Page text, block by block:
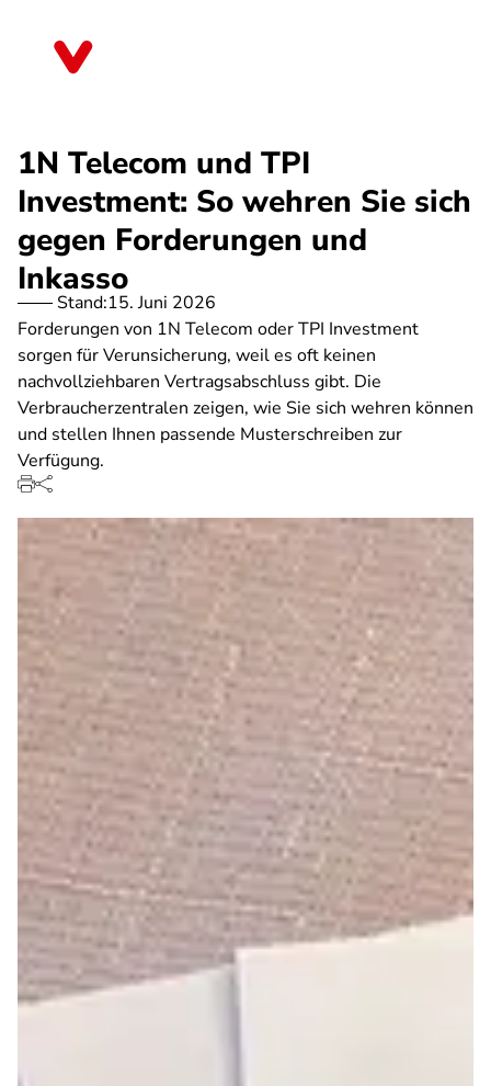
1N Telecom und TPI
Investment: So wehren Sie sich
gegen Forderungen und
Inkasso
Stand:15. Juni 2026
Forderungen von 1N Telecom oder TPI Investment
sorgen für Verunsicherung, weil es oft keinen
nachvollziehbaren Vertragsabschluss gibt. Die
Verbraucherzentralen zeigen, wie Sie sich wehren können
und stellen Ihnen passende Musterschreiben zur
Verfügung.